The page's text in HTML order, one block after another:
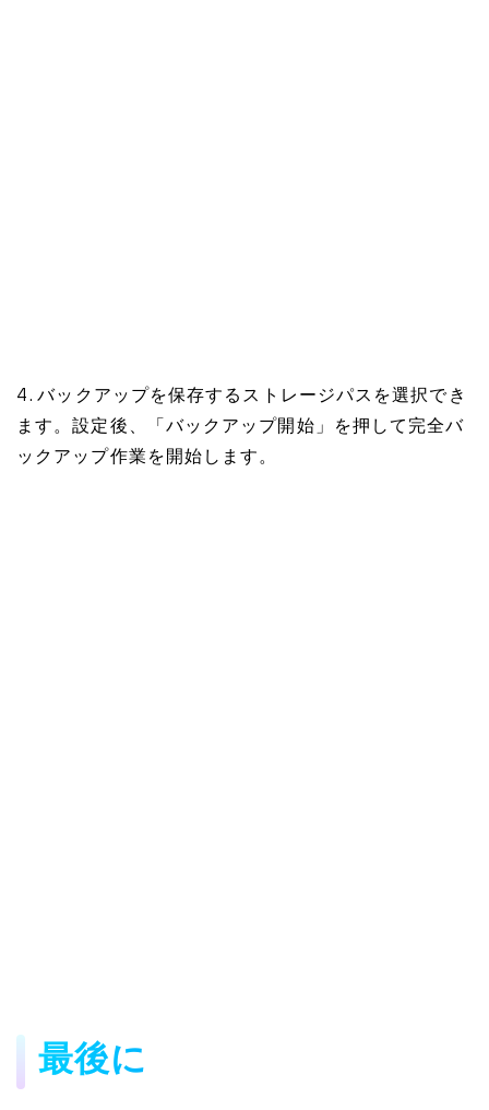
4. バックアップを保存するストレージパスを選択でき
ます。設定後、「バックアップ開始」を押して完全バ
ックアップ作業を開始します。
最後に